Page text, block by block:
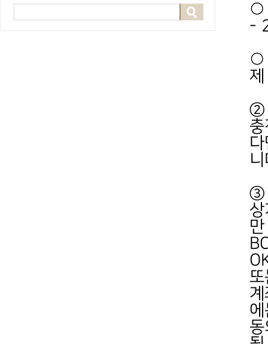
○
-
○
②
③